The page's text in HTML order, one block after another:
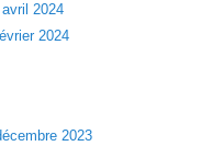
2024
2024
2023